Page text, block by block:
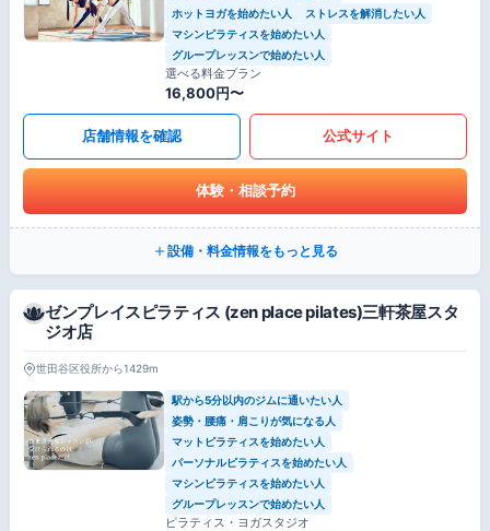
ホットヨガを始めたい人
ストレスを解消したい人
マシンピラティスを始めたい人
グループレッスンで始めたい人
選べる料金プラン
16,800円〜
店舗情報を確認 公式サイト
体験・相談予約
設備・料金情報をもっと見る
ゼンプレイスピラティス (zen place pilates)三軒茶屋スタ
ジオ店
世田谷区役所から1429m
駅から5分以内のジムに通いたい人
姿勢・腰痛・肩こりが気になる人
マットピラティスを始めたい人
パーソナルピラティスを始めたい人
マシンピラティスを始めたい人
グループレッスンで始めたい人
ピラティス・ヨガスタジオ